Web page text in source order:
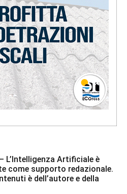
– L’Intelligenza Artificiale è
come supporto redazionale.
è dell’autore e della